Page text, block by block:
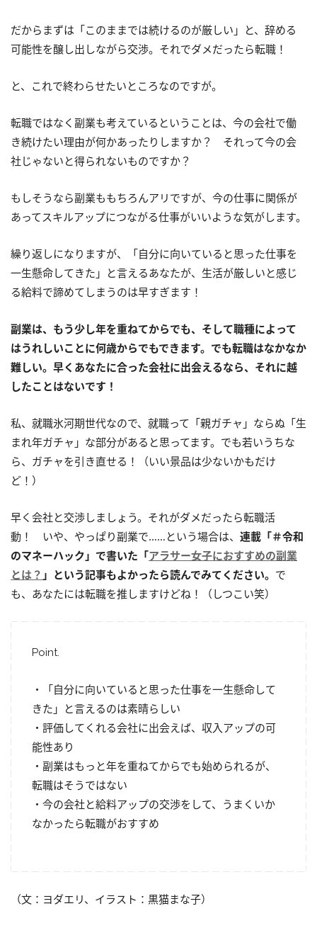
だからまずは「このままでは続けるのが厳しい」と、辞める
可能性を醸し出しながら交渉。それでダメだったら転職！
と、これで終わらせたいところなのですが。
転職ではなく副業も考えているということは、今の会社で働
き続けたい理由が何かあったりしますか？ それって今の会
社じゃないと得られないものですか？
もしそうなら副業ももちろんアリですが、今の仕事に関係が
あってスキルアップにつながる仕事がいいような気がします。
繰り返しになりますが、「自分に向いていると思った仕事を
一生懸命してきた」と言えるあなたが、生活が厳しいと感じ
る給料で諦めてしまうのは早すぎます！
副業は、もう少し年を重ねてからでも、そして職種によって
はうれしいことに何歳からでもできます。でも転職はなかなか
難しい。早くあなたに合った会社に出会えるなら、それに越
したことはないです！
私、就職氷河期世代なので、就職って「親ガチャ」ならぬ「生
まれ年ガチャ」な部分があると思ってます。でも若いうちな
ら、ガチャを引き直せる！（いい景品は少ないかもだけ
ど！）
早く会社と交渉しましょう。それがダメだったら転職活
動！ いや、やっぱり副業で……という場合は、 連載「＃令和
のマネーハック」で書いた「アラサー女子におすすめの副業
とは？ 」という記事もよかったら読んでみてください。 で
も、あなたには転職を推しますけどね！（しつこい笑）
Point.
・「自分に向いていると思った仕事を一生懸命して
きた」と言えるのは素晴らしい
・評価してくれる会社に出会えば、収入アップの可
能性あり
・副業はもっと年を重ねてからでも始められるが、
転職はそうではない
・今の会社と給料アップの交渉をして、うまくいか
なかったら転職がおすすめ
（文：ヨダエリ、イラスト：黒猫まな子）